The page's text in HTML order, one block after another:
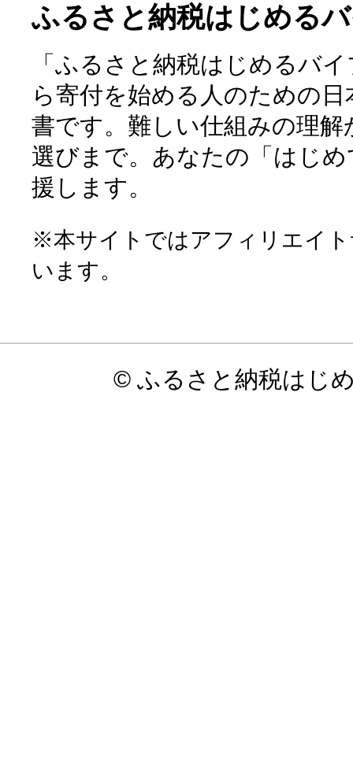
ふるさと納税はじめる
「ふるさと納税はじめるバ
ら寄付を始める人のための
書です。難しい仕組みの理
選びまで。あなたの「はじ
援します。
※本サイトではアフィリエイ
います。
© ふるさと納税はじ